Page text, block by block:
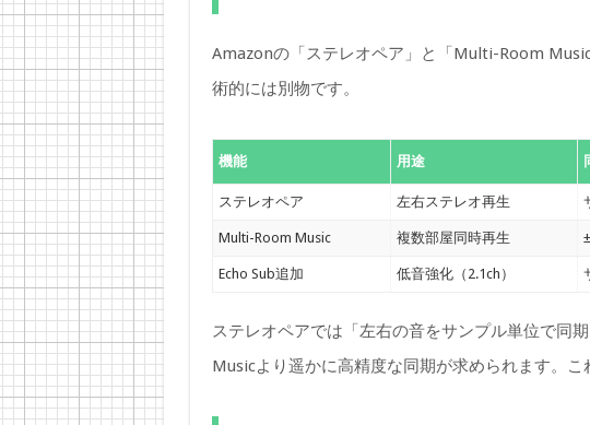
Amazonの「ステレオペア」と「Multi-Room
術的には別物です。
機能 用途
ステレオペア 左右ステレオ再生
Multi-Room Music 複数部屋同時再生
Echo Sub追加 低音強化（2.1ch）
ステレオペアでは「左右の音をサンプル単位で同
Musicより遥かに高精度な同期が求められます。こ